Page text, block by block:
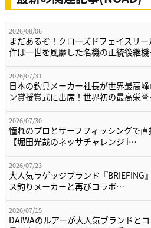
2026/08/06
まだあるぞ！クローズドフェイスリ
作は一世を風靡した名機の正統後継
2026/07/31
日本の釣具メーカー社長が世界最高
ン賞授賞式に出席！世界初の最高栄
2026/07/30
憧れのプロとサーフフィッシングで直
【堀田光哉のネッサチャレンジ i…
2026/07/23
大人気ラゲッジブランド『BRIEFING
ス釣りメーカーと再びコラボ…
2026/07/15
DAIWAのルアーが大人気ブランドと